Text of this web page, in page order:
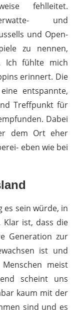
fehlleitet.
und
und Open-
zu nennen,
Ich fühlte mich
erinnert. Die
entspannte,
Treffpunkt für
Dabei
dem Ort eher
eben wie bei
es sein würde, in
Klar ist, dass die
Generation zur
ist und
meist
scheint uns
kaum mit der
sind und es